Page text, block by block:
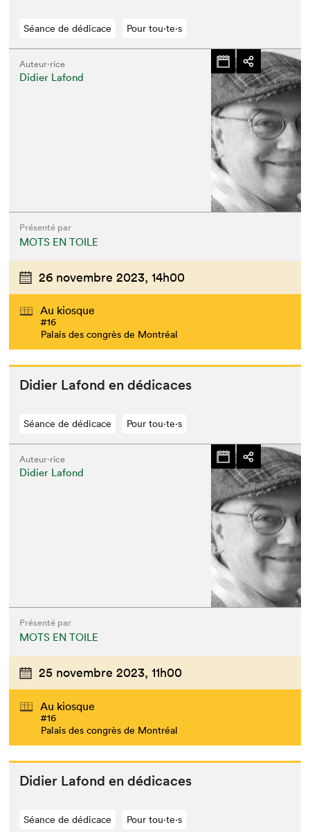
Séance de dédicace Pour tou⋅te⋅s
Auteur·rice
Didier Lafond
Présenté par
MOTS EN TOILE
26 novembre 2023, 14h00
Au kiosque
#16
Palais des congrès de Montréal
Didi­er Lafond en dédicaces
Séance de dédicace Pour tou⋅te⋅s
Auteur·rice
Didier Lafond
Présenté par
MOTS EN TOILE
25 novembre 2023, 11h00
Au kiosque
#16
Palais des congrès de Montréal
Didi­er Lafond en dédicaces
Séance de dédicace Pour tou⋅te⋅s